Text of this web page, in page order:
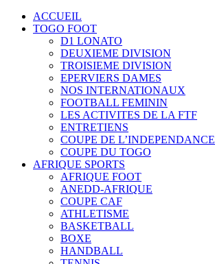
ACCUEIL
TOGO FOOT
D1 LONATO
DEUXIEME DIVISION
TROISIEME DIVISION
EPERVIERS DAMES
NOS INTERNATIONAUX
FOOTBALL FEMININ
LES ACTIVITES DE LA FTF
ENTRETIENS
COUPE DE L’INDEPENDANCE
COUPE DU TOGO
AFRIQUE SPORTS
AFRIQUE FOOT
ANEDD-AFRIQUE
COUPE CAF
ATHLETISME
BASKETBALL
BOXE
HANDBALL